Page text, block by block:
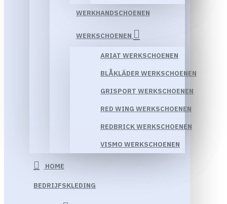
WERKHANDSCHOENEN
WERKSCHOENEN
ARIAT WERKSCHOENEN
BLÅKLÄDER WERKSCHOENEN
GRISPORT WERKSCHOENEN
RED WING WERKSCHOENEN
REDBRICK WERKSCHOENEN
VISMO WERKSCHOENEN
HOME
BEDRIJFSKLEDING